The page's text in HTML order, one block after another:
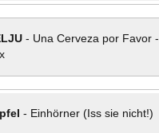
- Una Cerveza por Favor -
- Einhörner (Iss sie nicht!)